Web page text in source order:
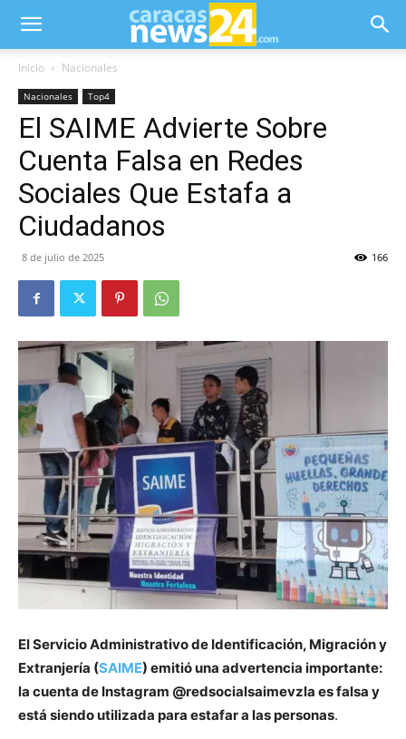
Inicio Nacionales
Nacionales Top4
El SAIME Advierte Sobre
Cuenta Falsa en Redes
Sociales Que Estafa a
Ciudadanos
8 de julio de 2025 166
El Servicio Administrativo de Identificación, Migración y
Extranjería (SAIME) emitió una advertencia importante:
la cuenta de Instagram @redsocialsaimevzla es falsa y
está siendo utilizada para estafar a las personas.